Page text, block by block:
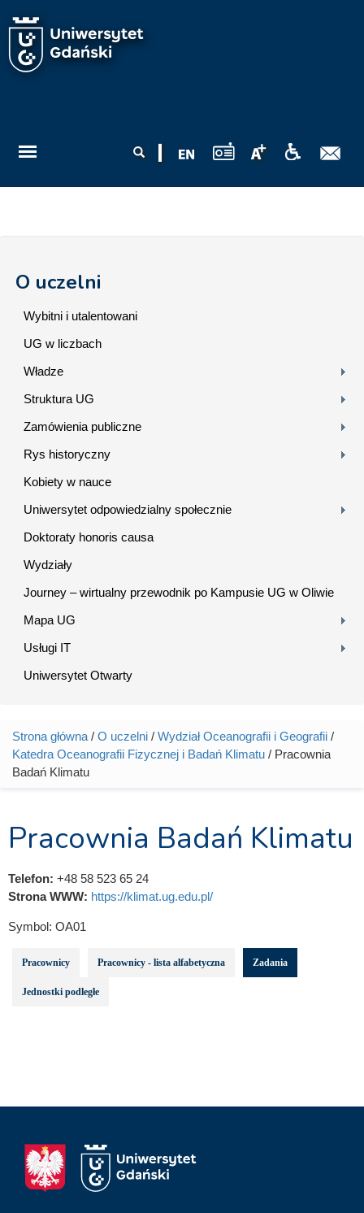
wyszukiwania
O uczelni
Wybitni i utalentowani
UG w liczbach
Władze
Struktura UG
Zamówienia publiczne
Rys historyczny
Kobiety w nauce
Uniwersytet odpowiedzialny społecznie
Doktoraty honoris causa
Wydziały
Journey – wirtualny przewodnik po Kampusie UG w Oliwie
Mapa UG
Usługi IT
Uniwersytet Otwarty
Jesteś tutaj
Strona główna / O uczelni / Wydział Oceanografii i Geografii /
Katedra Oceanografii Fizycznej i Badań Klimatu / Pracownia
Badań Klimatu
Pracownia Badań Klimatu
Telefon: +48 58 523 65 24
Strona WWW: https://klimat.ug.edu.pl/
Symbol: OA01
Pracownicy Pracownicy - lista alfabetyczna Zadania
Jednostki podległe